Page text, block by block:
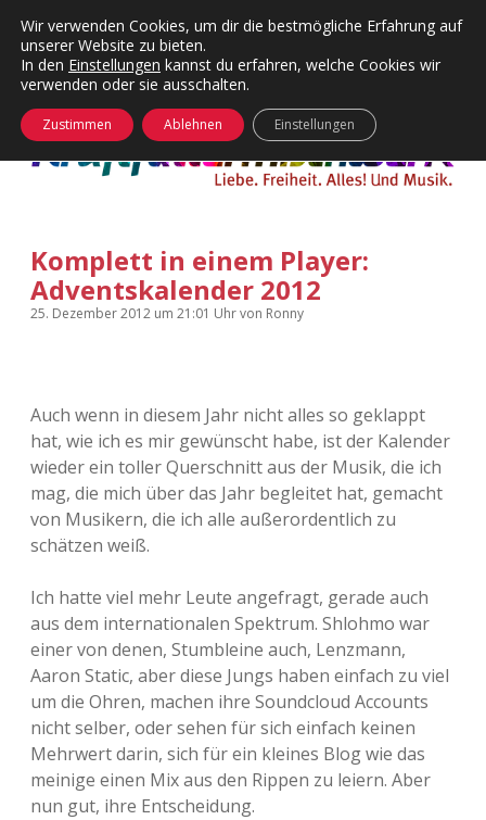
Kategorien
Menü
24 Hours Chilling
Die Wende
KFMW-Disco
kfmw.stuff
Nur mal so
Täglicher Sinnwahn
Visuelles
KFMW-Disco
Dates
Contact
Adventskalender
Adventskalender 2011
Adventskalender 2012
Adventskalender 2013
Adventskalender 2015
Adventskalender 2016
Adventskalender 2017
Adventskalender 2018
öffnen
Komplett in einem Player:
Adventskalender 2012
25. Dezember 2012 um 21:01 Uhrvon Ronny
Auch wenn in diesem Jahr nicht alles so geklappt
hat, wie ich es mir gewünscht habe, ist der Kalender
wieder ein toller Querschnitt aus der Musik, die ich
mag, die mich über das Jahr begleitet hat, gemacht
von Musikern, die ich alle außerordentlich zu
schätzen weiß.
Ich hatte viel mehr Leute angefragt, gerade auch
aus dem internationalen Spektrum. Shlohmo war
einer von denen, Stumbleine auch, Lenzmann,
Aaron Static, aber diese Jungs haben einfach zu viel
um die Ohren, machen ihre Soundcloud Accounts
nicht selber, oder sehen für sich einfach keinen
Mehrwert darin, sich für ein kleines Blog wie das
meinige einen Mix aus den Rippen zu leiern. Aber
nun gut, ihre Entscheidung.
Wir verwenden Cookies, um dir die bestmögliche Erfahrung auf
unserer Website zu bieten.
In den Einstellungen kannst du erfahren, welche Cookies wir
verwenden oder sie ausschalten.
Zustimmen Ablehnen Einstellungen